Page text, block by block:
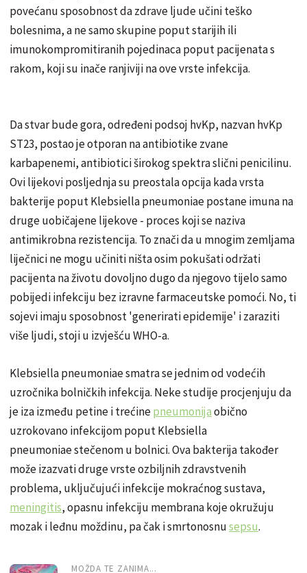
povećanu sposobnost da zdrave ljude učini teško
bolesnima, a ne samo skupine poput starijih ili
imunokompromitiranih pojedinaca poput pacijenata s
rakom, koji su inače ranjiviji na ove vrste infekcija.
Da stvar bude gora, određeni podsoj hvKp, nazvan hvKp
ST23, postao je otporan na antibiotike zvane
karbapenemi, antibiotici širokog spektra slični penicilinu.
Ovi lijekovi posljednja su preostala opcija kada vrsta
bakterije poput Klebsiella pneumoniae postane imuna na
druge uobičajene lijekove - proces koji se naziva
antimikrobna rezistencija. To znači da u mnogim zemljama
liječnici ne mogu učiniti ništa osim pokušati održati
pacijenta na životu dovoljno dugo da njegovo tijelo samo
pobijedi infekciju bez izravne farmaceutske pomoći. No, ti
sojevi imaju sposobnost 'generirati epidemije' i zaraziti
više ljudi, stoji u izvješću WHO-a.
Klebsiella pneumoniae smatra se jednim od vodećih
uzročnika bolničkih infekcija. Neke studije procjenjuju da
je iza između petine i trećinepneumonijaobično
uzrokovano infekcijom poput Klebsiella
pneumoniae stečenom u bolnici. Ova bakterija također
može izazvati druge vrste ozbiljnih zdravstvenih
problema, uključujući infekcije mokraćnog sustava,
meningitis, opasnu infekciju membrana koje okružuju
mozak i leđnu moždinu, pa čak i smrtonosnusepsu.
MOŽDA TE ZANIMA...